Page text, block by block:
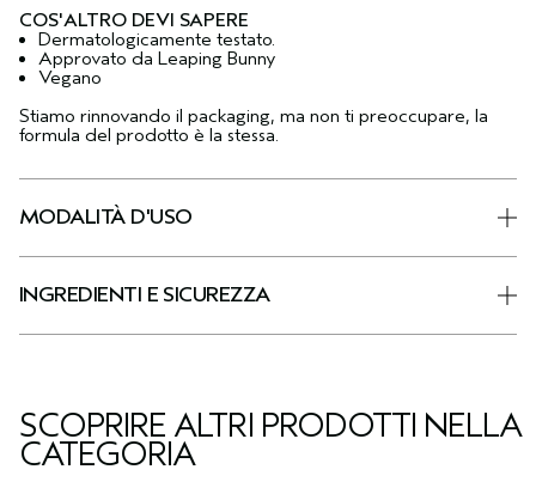
COS'ALTRO DEVI SAPERE
Dermatologicamente testato.
Approvato da Leaping Bunny
Vegano
Stiamo rinnovando il packaging, ma non ti preoccupare, la
formula del prodotto è la stessa.
MODALITÀ D'USO
INGREDIENTI E SICUREZZA
SCOPRIRE ALTRI PRODOTTI NELLA
CATEGORIA